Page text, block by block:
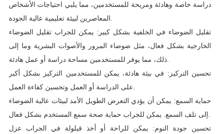
دراسة خاصة وهادئة ومريحة للمستخدمين، مما يلبي احتياجات الأشخاص
المعاصرين لبيئة تعليمية عالية الجودة
تقليل الضوضاء في الخلفية بشكل كبير : يمكن للجراب تقليل الضوضاء
الخارجية بشكل فعال، مثل ضوضاء المرور والأصوات البشرية وما إلى
ذلك، مما يوفر للمستخدمين مساحة دراسة أو عمل هادئة.
تحسين التركيز : في بيئة هادئة، يمكن للمستخدمين التركيز بشكل أكبر
على الدراسة أو العمل وتحسين كفاءة العمل
حماية السمع: يمكن أن يؤدي التعرض الطويل الأمد لبيئات عالية الضوضاء
إلى تلف السمع
يمكن للجراب حماية صحة سمع المستخدم بشكل فعال
تحسين جودة النوم: يمكن للراحة أو أخذ قيلولة في الجراب عزل